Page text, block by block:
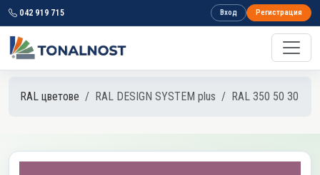
042 919 715 Вход Регистрация
RAL цветове RAL DESIGN SYSTEM plus RAL 350 50 30